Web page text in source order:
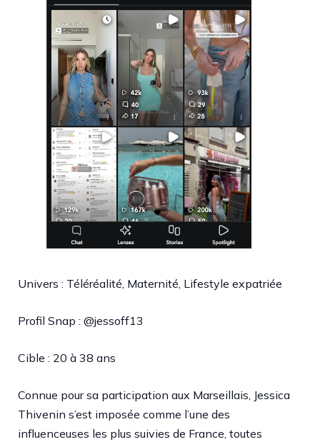
Univers : Téléréalité, Maternité, Lifestyle expatriée
Profil Snap : @jessoff13
Cible : 20 à 38 ans
Connue pour sa participation aux Marseillais, Jessica
Thivenin s’est imposée comme l’une des
influenceuses les plus suivies de France, toutes